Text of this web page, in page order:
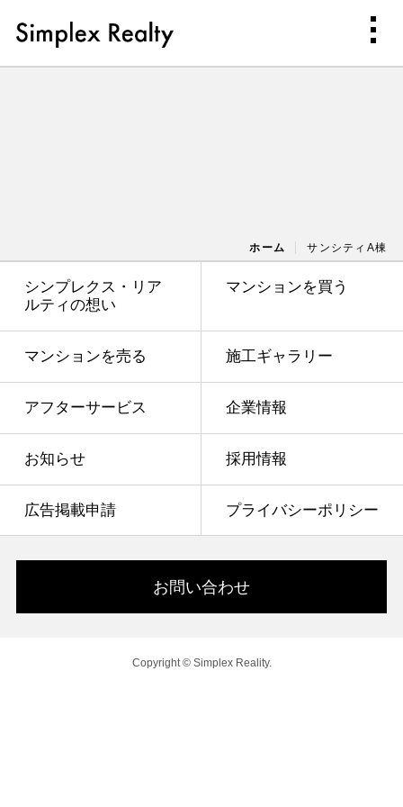
ホーム サンシティA棟
シンプレクス・リア
ルティの想い
マンションを買う
マンションを売る 施工ギャラリー
アフターサービス 企業情報
お知らせ 採用情報
広告掲載申請 プライバシーポリシー
お問い合わせ
Copyright © Simplex Reality.